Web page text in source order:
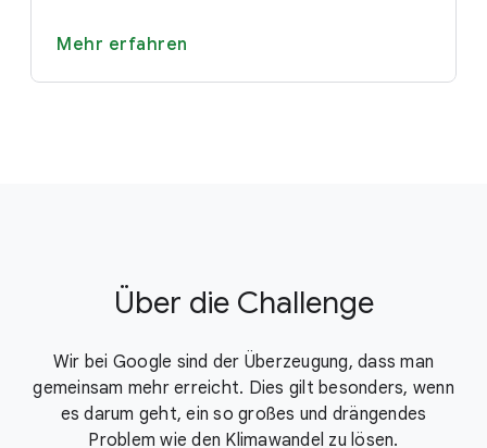
Mehr erfahren
Über die Challenge
Wir bei Google sind der Überzeugung, dass man
gemeinsam mehr erreicht. Dies gilt besonders, wenn
es darum geht, ein so großes und drängendes
Problem wie den Klimawandel zu lösen.